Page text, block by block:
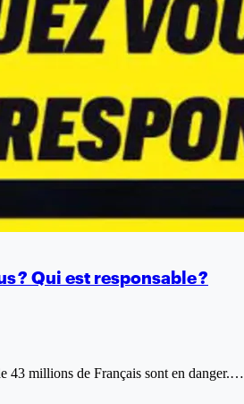
? Qui est responsable ?
43 millions de Français sont en danger.…